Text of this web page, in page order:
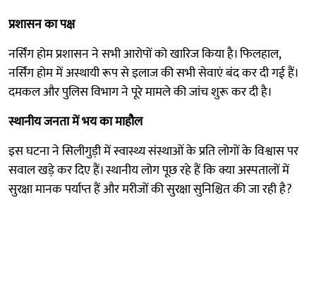
प्रशासन का पक्ष
नर्सिंग होम प्रशासन ने सभी आरोपों को खारिज किया है। फिलहाल,
नर्सिंग होम में अस्थायी रूप से इलाज की सभी सेवाएं बंद कर दी गई हैं।
दमकल और पुलिस विभाग ने पूरे मामले की जांच शुरू कर दी है।
स्थानीय जनता में भय का माहौल
इस घटना ने सिलीगुड़ी में स्वास्थ्य संस्थाओं के प्रति लोगों के विश्वास पर
सवाल खड़े कर दिए हैं। स्थानीय लोग पूछ रहे हैं कि क्या अस्पतालों में
सुरक्षा मानक पर्याप्त हैं और मरीजों की सुरक्षा सुनिश्चित की जा रही है?